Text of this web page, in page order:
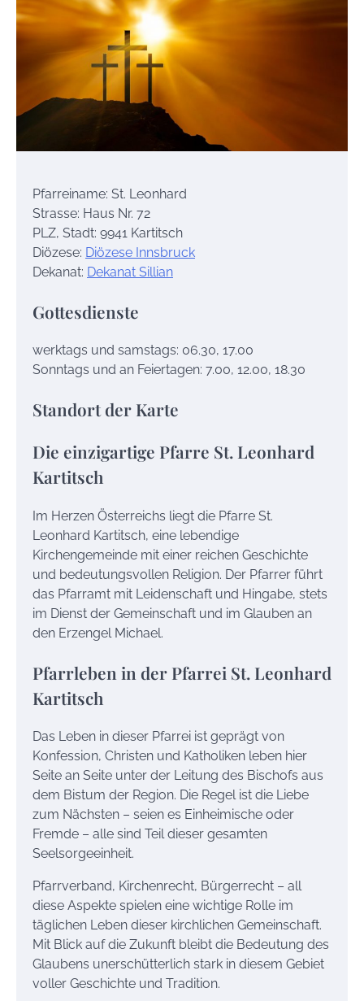
Pfarreiname: St. Leonhard
Strasse: Haus Nr. 72
PLZ, Stadt: 9941 Kartitsch
Diözese: Diözese Innsbruck
Dekanat: Dekanat Sillian
Gottesdienste
werktags und samstags: 06.30, 17.00
Sonntags und an Feiertagen: 7.00, 12.00, 18.30
Standort der Karte
Die einzigartige Pfarre St. Leonhard
Kartitsch
Im Herzen Österreichs liegt die Pfarre St.
Leonhard Kartitsch, eine lebendige
Kirchengemeinde mit einer reichen Geschichte
und bedeutungsvollen Religion. Der Pfarrer führt
das Pfarramt mit Leidenschaft und Hingabe, stets
im Dienst der Gemeinschaft und im Glauben an
den Erzengel Michael.
Pfarrleben in der Pfarrei St. Leonhard
Kartitsch
Das Leben in dieser Pfarrei ist geprägt von
Konfession, Christen und Katholiken leben hier
Seite an Seite unter der Leitung des Bischofs aus
dem Bistum der Region. Die Regel ist die Liebe
zum Nächsten – seien es Einheimische oder
Fremde – alle sind Teil dieser gesamten
Seelsorgeeinheit.
Pfarrverband, Kirchenrecht, Bürgerrecht – all
diese Aspekte spielen eine wichtige Rolle im
täglichen Leben dieser kirchlichen Gemeinschaft.
Mit Blick auf die Zukunft bleibt die Bedeutung des
Glaubens unerschütterlich stark in diesem Gebiet
voller Geschichte und Tradition.